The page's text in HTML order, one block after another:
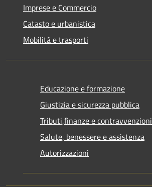
Imprese e Commercio
Catasto e urbanistica
Mobilità e trasporti
Educazione e formazione
Giustizia e sicurezza pubblica
Tributi,finanze e contravvenzioni
Salute, benessere e assistenza
Autorizzazioni